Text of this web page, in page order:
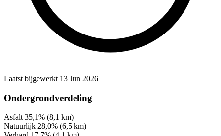
Laatst bijgewerkt 13 Jun 2026
Ondergrondverdeling
Asfalt 35,1% (8,1 km)
Natuurlijk 28,0% (6,5 km)